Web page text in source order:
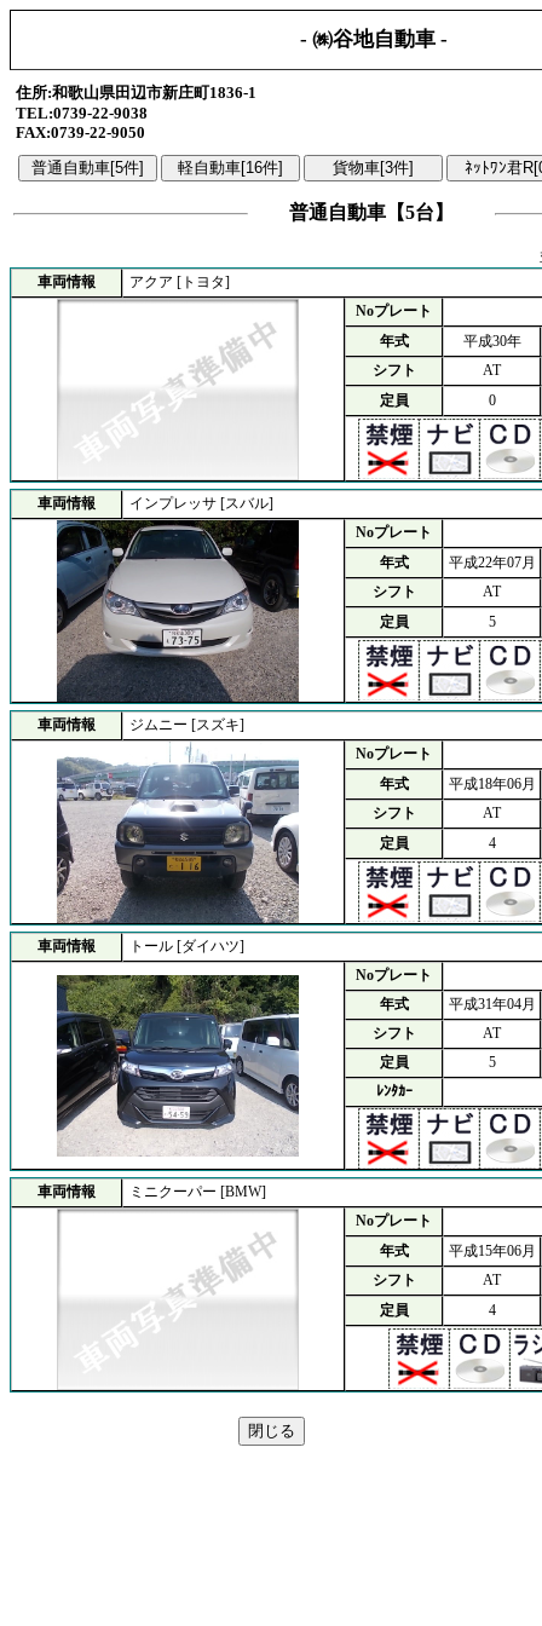
- ㈱谷地自動車 -
住所:和歌山県田辺市新庄町1836-1
TEL:0739-22-9038
FAX:0739-22-9050
普通自動車【5台】
車両情報
アクア [トヨタ]
Noプレート
年式
平成30年
シフト
AT
定員
0
車両情報
インプレッサ [スバル]
Noプレート
年式
平成22年07月
シフト
AT
定員
5
車両情報
ジムニー [スズキ]
Noプレート
年式
平成18年06月
シフト
AT
定員
4
車両情報
トール [ダイハツ]
Noプレート
年式
平成31年04月
シフト
AT
定員
5
ﾚﾝﾀｶｰ
車両情報
ミニクーパー [BMW]
Noプレート
年式
平成15年06月
シフト
AT
定員
4